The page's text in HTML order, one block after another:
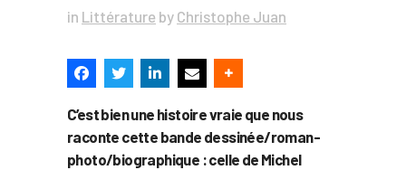
in Littérature by Christophe Juan
C’est bien une histoire vraie que nous
raconte cette bande dessinée/roman-
photo/biographique : celle de Michel